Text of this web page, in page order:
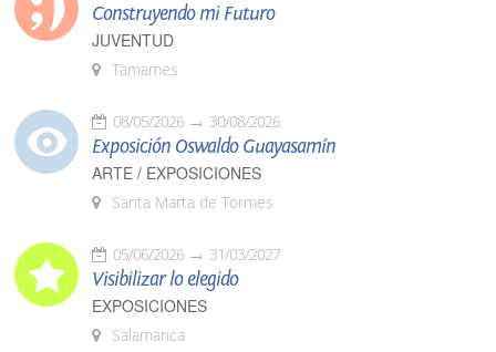
Construyendo mi Futuro
JUVENTUD
Tamames
08/05/2026 30/08/2026
Exposición Oswaldo Guayasamín
ARTE / EXPOSICIONES
Santa Marta de Tormes
05/06/2026 31/03/2027
Visibilizar lo elegido
EXPOSICIONES
Salamanca